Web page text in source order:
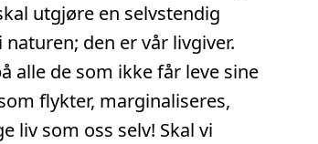
utgjøre en selvstendig
den er vår livgiver.
alle de som ikke får leve sine
flykter, marginaliseres,
liv som oss selv! Skal vi